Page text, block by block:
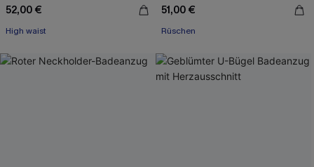
52,00 €
High waist
51,00 €
Rüschen